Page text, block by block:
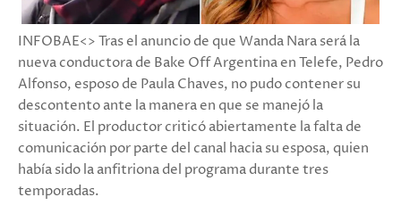
INFOBAE<> Tras el anuncio de que Wanda Nara será la
nueva conductora de Bake Off Argentina en Telefe, Pedro
Alfonso, esposo de Paula Chaves, no pudo contener su
descontento ante la manera en que se manejó la
situación. El productor criticó abiertamente la falta de
comunicación por parte del canal hacia su esposa, quien
había sido la anfitriona del programa durante tres
temporadas.